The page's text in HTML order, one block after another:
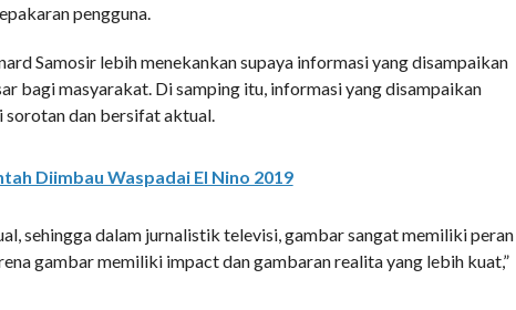
pengguna.
Samosir lebih menekankan supaya informasi yang disampaikan
bagi masyarakat. Di samping itu, informasi yang disampaikan
sorotan dan bersifat aktual.
Diimbau Waspadai El Nino 2019
sehingga dalam jurnalistik televisi, gambar sangat memiliki peran
gambar memiliki impact dan gambaran realita yang lebih kuat,”